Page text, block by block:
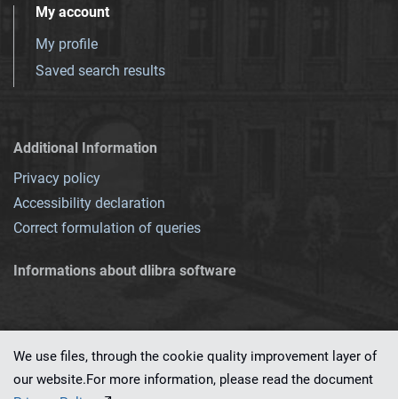
My account
My profile
Saved search results
Additional Information
Privacy policy
Accessibility declaration
Correct formulation of queries
Informations about dlibra software
We use files, through the cookie quality improvement layer of
our website.For more information, please read the document